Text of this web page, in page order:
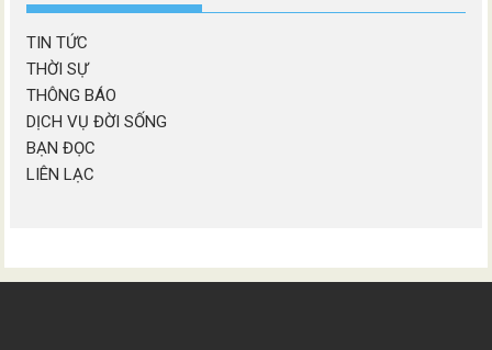
TIN TỨC
THỜI SỰ
THÔNG BÁO
DỊCH VỤ ĐỜI SỐNG
BẠN ĐỌC
LIÊN LẠC